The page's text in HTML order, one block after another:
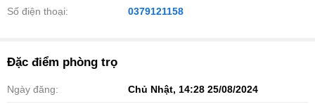
Số điện thoại: 0379121158
Đặc điểm phòng trọ
Ngày đăng: Chủ Nhật, 14:28 25/08/2024